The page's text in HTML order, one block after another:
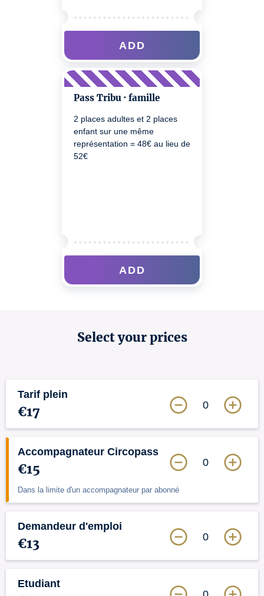
ADD
Pass Tribu · famille
2 places adultes et 2 places
enfant sur une même
représentation = 48€ au lieu de
52€
ADD
Select your prices
Tarif plein
€17 0
Accompagnateur Circopass
€15
Dans la limite d'un accompagnateur par abonné
0
Demandeur d'emploi
€13 0
Etudiant